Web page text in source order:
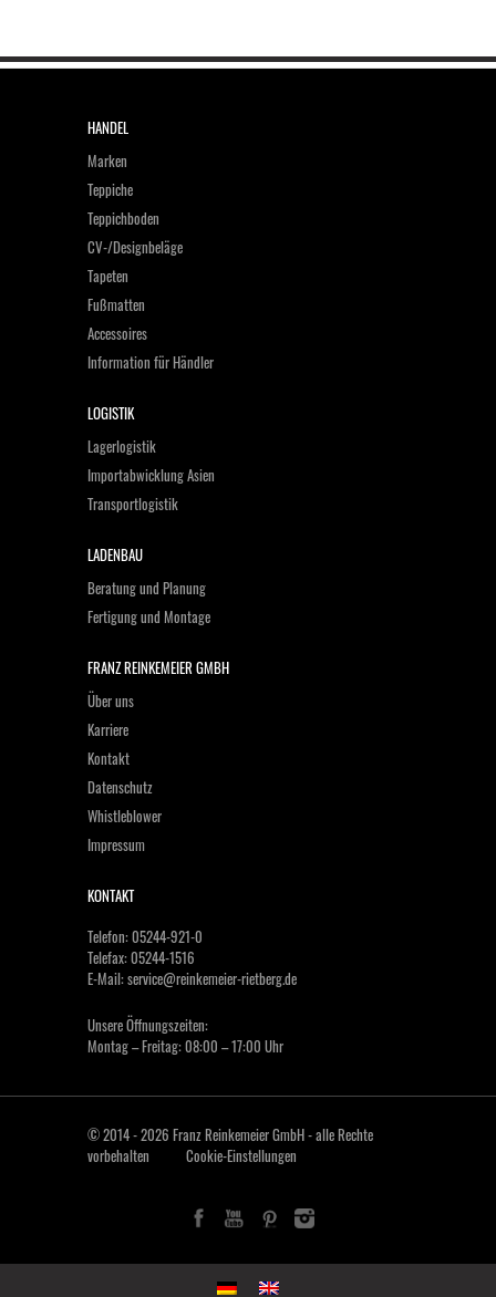
HANDEL
Marken
Teppiche
Teppichboden
CV-/Designbeläge
Tapeten
Fußmatten
Accessoires
Information für Händler
LOGISTIK
Lagerlogistik
Importabwicklung Asien
Transportlogistik
LADENBAU
Beratung und Planung
Fertigung und Montage
FRANZ REINKEMEIER GMBH
Über uns
Karriere
Kontakt
Datenschutz
Whistleblower
Impressum
KONTAKT
Telefon: 05244-921-0
Telefax: 05244-1516
E-Mail:service@reinkemeier-rietberg.de
Unsere Öffnungszeiten:
Montag – Freitag: 08:00 – 17:00 Uhr
© 2014 - 2026 Franz Reinkemeier GmbH - alle Rechte
vorbehalten Cookie-Einstellungen